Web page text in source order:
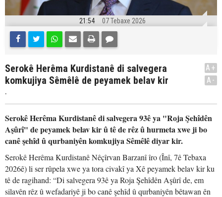
21:54 07 Tebaxe 2026
Serokê Herêma Kurdistanê di salvegera
komkujiya Sêmêlê de peyamek belav kir
.
A+
A-
Serokê Herêma Kurdistanê di salvegera 93ê ya "Roja Şehîdên
Aşûrî" de peyamek belav kir û tê de rêz û hurmeta xwe ji bo
canê şehîd û qurbaniyên komkujiya Sêmêlê diyar kir.
Serokê Herêma Kurdistanê Nêçîrvan Barzanî îro (Înî, 7ê Tebaxa
2026ê) li ser rûpela xwe ya tora civakî ya Xê peyamek belav kir ku
tê de ragihand: “Di salvegera 93ê ya Roja Şehîdên Aşûrî de, em
silavên rêz û wefadariyê ji bo canê şehîd û qurbaniyên bêtawan ên